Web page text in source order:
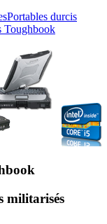
Portables durcis
Toughbook
militarisés